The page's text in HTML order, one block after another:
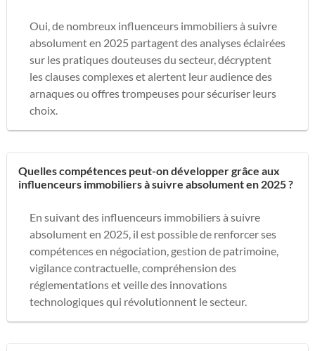
Oui, de nombreux influenceurs immobiliers à suivre
absolument en 2025 partagent des analyses éclairées
sur les pratiques douteuses du secteur, décryptent
les clauses complexes et alertent leur audience des
arnaques ou offres trompeuses pour sécuriser leurs
choix.
Quelles compétences peut-on développer grâce aux
influenceurs immobiliers à suivre absolument en 2025 ?
En suivant des influenceurs immobiliers à suivre
absolument en 2025, il est possible de renforcer ses
compétences en négociation, gestion de patrimoine,
vigilance contractuelle, compréhension des
réglementations et veille des innovations
technologiques qui révolutionnent le secteur.